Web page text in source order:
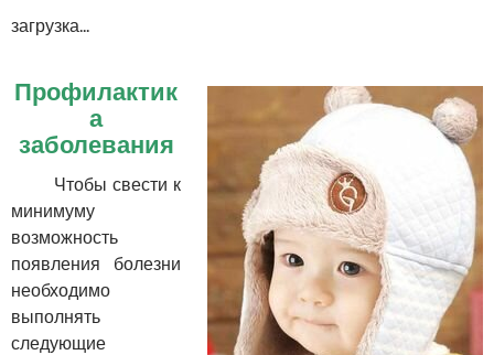
загрузка...
Профилактик
а
заболевания
Чтобы свести к
минимуму
возможность
появления болезни
необходимо
выполнять
следующие